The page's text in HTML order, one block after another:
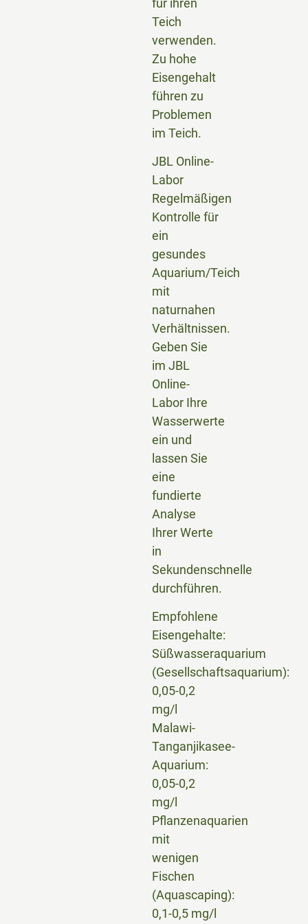
Teich
verwenden.
Zu hohe
Eisengehalt
führen zu
Problemen
im Teich.
JBL Online-
Labor
Regelmäßigen
Kontrolle für
ein
gesundes
Aquarium/Teich
mit
naturnahen
Verhältnissen.
Geben Sie
im JBL
Online-
Labor Ihre
Wasserwerte
ein und
lassen Sie
eine
fundierte
Analyse
Ihrer Werte
in
Sekundenschnelle
durchführen.
Empfohlene
Eisengehalte:
Süßwasseraquarium
(Gesellschaftsaquarium):
0,05-0,2
mg/l
Malawi-
Tanganjikasee-
Aquarium:
0,05-0,2
mg/l
Pflanzenaquarien
mit
wenigen
Fischen
(Aquascaping):
0,1-0,5 mg/l